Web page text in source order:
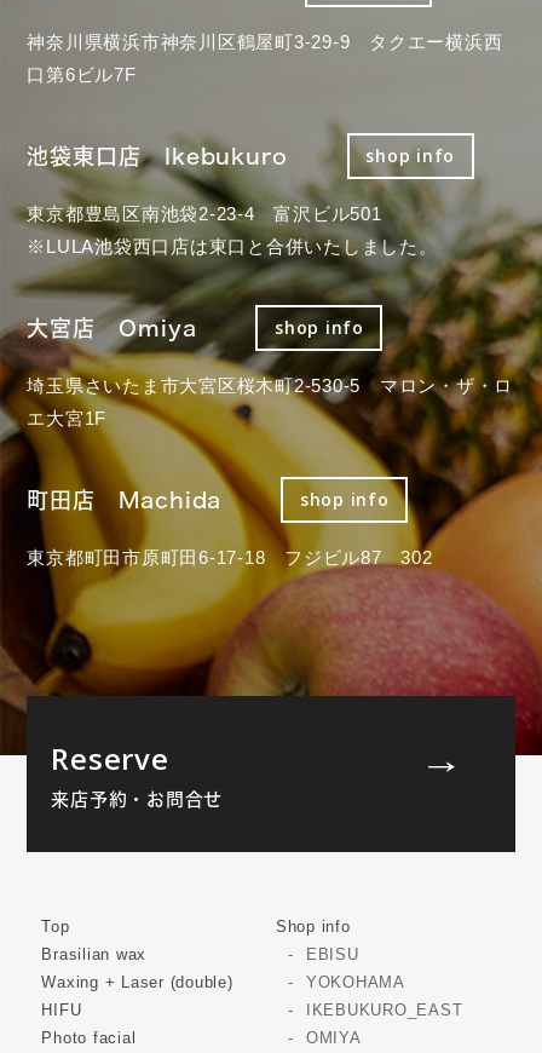
神奈川県横浜市神奈川区鶴屋町3-29-9 タクエー横浜西
口第6ビル7F
池袋東口店 Ikebukuro shop info
東京都豊島区南池袋2-23-4 富沢ビル501
※LULA池袋西口店は東口と合併いたしました。
大宮店 Omiya shop info
埼玉県さいたま市大宮区桜木町2-530-5 マロン・ザ・ロ
エ大宮1F
町田店 Machida shop info
東京都町田市原町田6-17-18 フジビル87 302
Reserve
来店予約・お問合せ
Top
Brasilian wax
Waxing + Laser (double)
HIFU
Photo facial
Shop info
EBISU
YOKOHAMA
IKEBUKURO_EAST
OMIYA